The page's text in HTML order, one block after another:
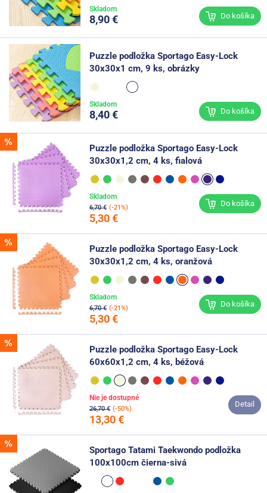
8,90 €
Skladom
Do košíka
Puzzle podložka Sportago Easy-Lock
30x30x1 cm, 9 ks, obrázky
8,40 €
Skladom
Do košíka
Puzzle podložka Sportago Easy-Lock
30x30x1,2 cm, 4 ks, fialová
6,70 € (-21%)
5,30 €
Skladom
Do košíka
Puzzle podložka Sportago Easy-Lock
30x30x1,2 cm, 4 ks, oranžová
6,70 € (-21%)
5,30 €
Skladom
Do košíka
Puzzle podložka Sportago Easy-Lock
60x60x1,2 cm, 4 ks, béžová
26,70 € (-50%)
13,30 €
Nie je dostupné
Detail
Sportago Tatami Taekwondo podložka
100x100cm čierna-sivá